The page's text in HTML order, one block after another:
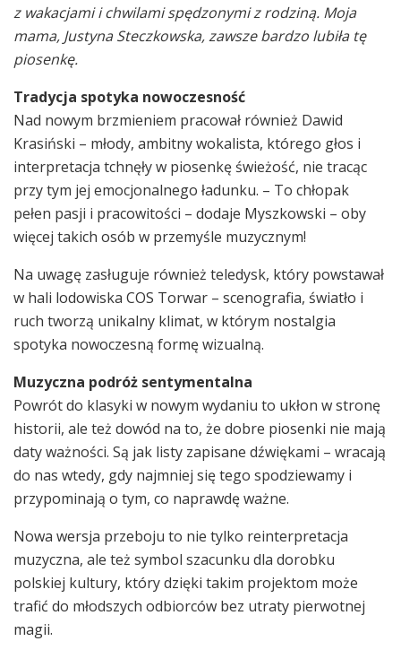
z wakacjami i chwilami spędzonymi z rodziną. Moja
mama, Justyna Steczkowska, zawsze bardzo lubiła tę
piosenkę.
Tradycja spotyka nowoczesność
Nad nowym brzmieniem pracował również Dawid
Krasiński – młody, ambitny wokalista, którego głos i
interpretacja tchnęły w piosenkę świeżość, nie tracąc
przy tym jej emocjonalnego ładunku. – To chłopak
pełen pasji i pracowitości – dodaje Myszkowski – oby
więcej takich osób w przemyśle muzycznym!
Na uwagę zasługuje również teledysk, który powstawał
w hali lodowiska COS Torwar – scenografia, światło i
ruch tworzą unikalny klimat, w którym nostalgia
spotyka nowoczesną formę wizualną.
Muzyczna podróż sentymentalna
Powrót do klasyki w nowym wydaniu to ukłon w stronę
historii, ale też dowód na to, że dobre piosenki nie mają
daty ważności. Są jak listy zapisane dźwiękami – wracają
do nas wtedy, gdy najmniej się tego spodziewamy i
przypominają o tym, co naprawdę ważne.
Nowa wersja przeboju to nie tylko reinterpretacja
muzyczna, ale też symbol szacunku dla dorobku
polskiej kultury, który dzięki takim projektom może
trafić do młodszych odbiorców bez utraty pierwotnej
magii.